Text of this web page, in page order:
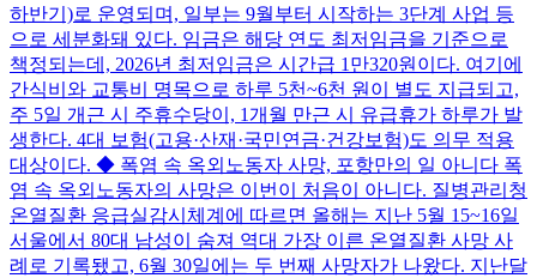
하반기)로 운영되며, 일부는 9월부터 시작하는 3단계 사업 등
으로 세분화돼 있다. 임금은 해당 연도 최저임금을 기준으로
책정되는데, 2026년 최저임금은 시간급 1만320원이다. 여기에
간식비와 교통비 명목으로 하루 5천~6천 원이 별도 지급되고,
주 5일 개근 시 주휴수당이, 1개월 만근 시 유급휴가 하루가 발
생한다. 4대 보험(고용·산재·국민연금·건강보험)도 의무 적용
대상이다. ◆ 폭염 속 옥외노동자 사망, 포항만의 일 아니다 폭
염 속 옥외노동자의 사망은 이번이 처음이 아니다. 질병관리청
온열질환 응급실감시체계에 따르면 올해는 지난 5월 15~16일
서울에서 80대 남성이 숨져 역대 가장 이른 온열질환 사망 사
례로 기록됐고, 6월 30일에는 두 번째 사망자가 나왔다. 지난달